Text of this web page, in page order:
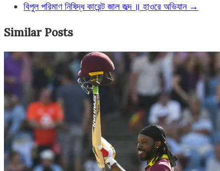
বিপুল পরিমাণ নিষিদ্ধ কারেন্ট জাল জব্দ ॥ হাওরে অভিযান →
Similar Posts